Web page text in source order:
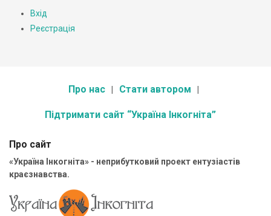
Вхід
Реєстрація
Про нас Стати автором
Підтримати сайт “Україна Інкогніта”
Про сайт
«Україна Інкогніта» - неприбутковий проект ентузіастів
краєзнавства.